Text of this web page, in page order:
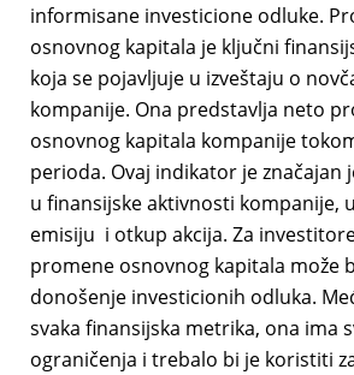
informisane investicione odluke.
osnovnog kapitala je ključni
koja se pojavljuje u izveštaju o
kompanije. Ona predstavlja neto
osnovnog kapitala kompanije
perioda. Ovaj indikator je značajan
u finansijske aktivnosti kompanije,
emisiju i otkup akcija. Za
promene osnovnog kapitala može
donošenje investicionih odluka.
svaka finansijska metrika, ona ima
ograničenja i trebalo bi je koristiti